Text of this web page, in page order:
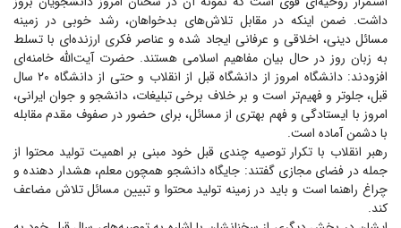
داشت. ضمن اینکه در مقابل تلاش‌های بدخواهان، رشد خوبی در زمینه
مسائل دینی، اخلاقی و عرفانی ایجاد شده و عناصر فکری ارزنده‌ای با تسلط
به زبان روز در حال بیان مفاهیم اسلامی هستند. حضرت آیت‌الله خامنه‌ای
افزودند: دانشگاه امروز از دانشگاه قبل از انقلاب و حتی از دانشگاه ۲۰ سال
قبل، جلوتر و فهیم‌تر است و بر خلاف برخی تبلیغات، دانشجو و جوان ایرانی،
امروز با ایستادگی و فهم بهتری از مسائل، برای حضور در صفوف مقدم مقابله
با دشمن آماده است.
رهبر انقلاب با تکرار توصیه چندی قبل خود مبنی بر اهمیت تولید محتوا از
جمله در فضای مجازی گفتند: جایگاه دانشجو همچون معلم، هشدار دهنده و
چراغ راهنما است و باید در زمینه تولید محتوا و تبیین مسائل تلاش مضاعف
کند.